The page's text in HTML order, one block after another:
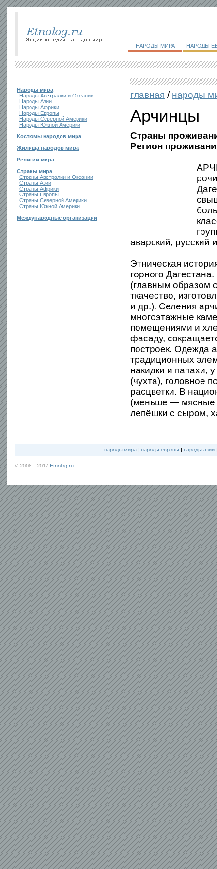
НАРОДЫ МИРА НАРОДЫ
Народы мира
Народы Австралии и Океании
Народы Азии
Народы Африки
Народы Европы
Народы Северной Америки
Народы Южной Америки
Костюмы народов мира
Жилища народов мира
Религии мира
Страны мира
Страны Австралии и Океании
Страны Азии
Страны Африки
Страны Европы
Страны Северной Америки
Страны Южной Америки
Международные организации
главная / народы
Арчинцы
Страны
Регион
аварский,
Этническая
горного
(главным образом
ткачество,
и др.). Селения
многоэтажные
помещениями и
фасаду,
построек. Одежда
традиционных
накидки и папахи,
(чухта), головное
расцветки. В
(меньше — мясные
лепёшки с сыром,
народы мира | народы европы | народы азии
© 2008—2017 Etnolog.ru